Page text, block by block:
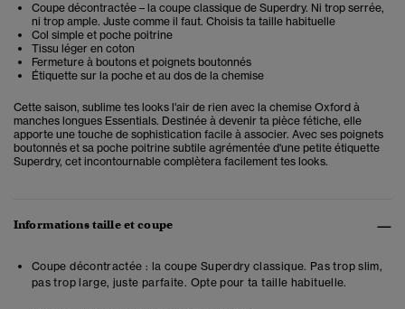
Coupe décontractée – la coupe classique de Superdry. Ni trop serrée,
ni trop ample. Juste comme il faut. Choisis ta taille habituelle
Col simple et poche poitrine
Tissu léger en coton
Fermeture à boutons et poignets boutonnés
Étiquette sur la poche et au dos de la chemise
Cette saison, sublime tes looks l'air de rien avec la chemise Oxford à
manches longues Essentials. Destinée à devenir ta pièce fétiche, elle
apporte une touche de sophistication facile à associer. Avec ses poignets
boutonnés et sa poche poitrine subtile agrémentée d'une petite étiquette
Superdry, cet incontournable complètera facilement tes looks.
Informations taille et coupe
Coupe décontractée : la coupe Superdry classique. Pas trop slim,
pas trop large, juste parfaite. Opte pour ta taille habituelle.